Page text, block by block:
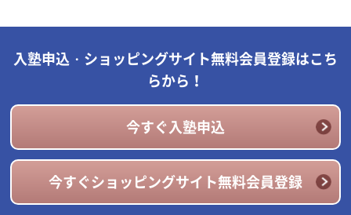
入塾申込・ショッピングサイト無料会員登録はこち
らから！
今すぐ入塾申込
今すぐショッピングサイト無料会員登録